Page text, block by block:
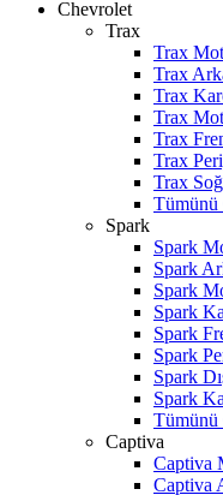
Chevrolet
Trax
Trax
Trax
Trax
Trax
Trax
Trax
Trax
Tümünü
Spark
Spark
Spark
Spark
Spark
Spark
Spark
Spark
Spark
Tümünü
Captiva
Captiva
Captiva